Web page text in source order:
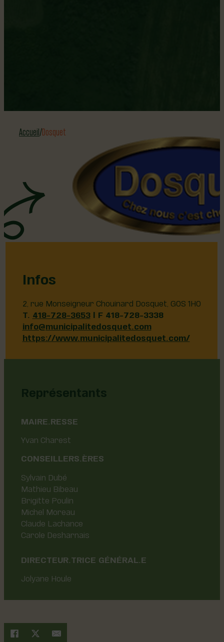
Accueil Dosquet
Infos
2, rue Monseigneur Chouinard Dosquet, G0S 1H0
T. 418-728-3653| F 418-728-3338
info@municipalitedosquet.com
https://www.municipalitedosquet.com/
Représentants
MAIRE.RESSE
Yvan Charest
CONSEILLERS.ÈRES
Sylvain Dubé
Mathieu Bibeau
Brigitte Poulin
Michel Moreau
Claude Lachance
Carole Desharnais
DIRECTEUR.TRICE GÉNÉRAL.E
Jolyane Houle